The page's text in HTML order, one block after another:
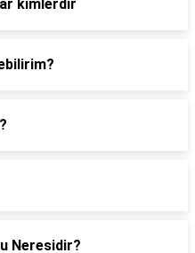
kimlerdir
Neresidir?